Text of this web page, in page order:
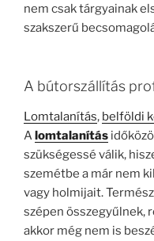
nem csak tárgyainak
szakszerű
A bútorszállítás
Lomtalanítás, belföldi
Alomtalanítás
szükségessé válik,
szemétbe a már nem
vagy holmijait.
szépen összegyűlnek,
akkor még nem is